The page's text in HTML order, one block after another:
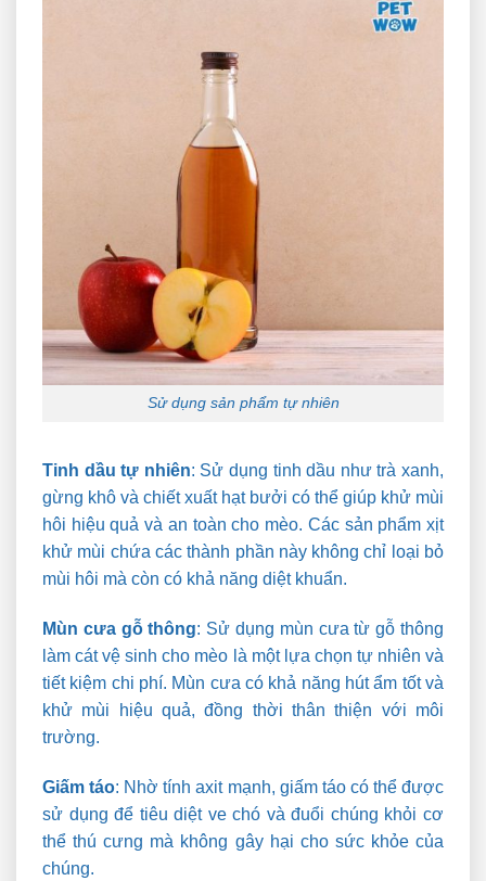
Sử dụng sản phẩm tự nhiên
Tinh dầu tự nhiên: Sử dụng tinh dầu như trà xanh,
gừng khô và chiết xuất hạt bưởi có thể giúp khử mùi
hôi hiệu quả và an toàn cho mèo. Các sản phẩm xịt
khử mùi chứa các thành phần này không chỉ loại bỏ
mùi hôi mà còn có khả năng diệt khuẩn.
Mùn cưa gỗ thông: Sử dụng mùn cưa từ gỗ thông
làm cát vệ sinh cho mèo là một lựa chọn tự nhiên và
tiết kiệm chi phí. Mùn cưa có khả năng hút ẩm tốt và
khử mùi hiệu quả, đồng thời thân thiện với môi
trường.
Giấm táo: Nhờ tính axit mạnh, giấm táo có thể được
sử dụng để tiêu diệt ve chó và đuổi chúng khỏi cơ
thể thú cưng mà không gây hại cho sức khỏe của
chúng.